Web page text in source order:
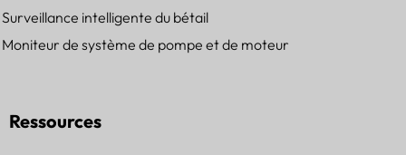
Surveillance intelligente du bétail
Moniteur de système de pompe et de moteur
Ressources